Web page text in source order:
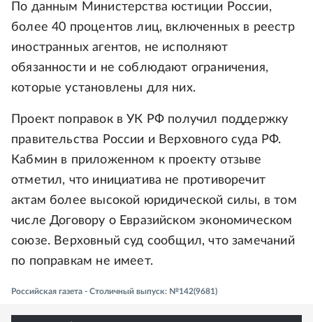
По данным Министерства юстиции России,
более 40 процентов лиц, включенных в реестр
иностранных агентов, не исполняют
обязанности и не соблюдают ограничения,
которые установлены для них.
Проект поправок в УК РФ получил поддержку
правительства России и Верховного суда РФ.
Кабмин в приложенном к проекту отзыве
отметил, что инициатива не противоречит
актам более высокой юридической силы, в том
числе Договору о Евразийском экономическом
союзе. Верховный суд сообщил, что замечаний
по поправкам не имеет.
Российская газета - Столичный выпуск: №142(9681)